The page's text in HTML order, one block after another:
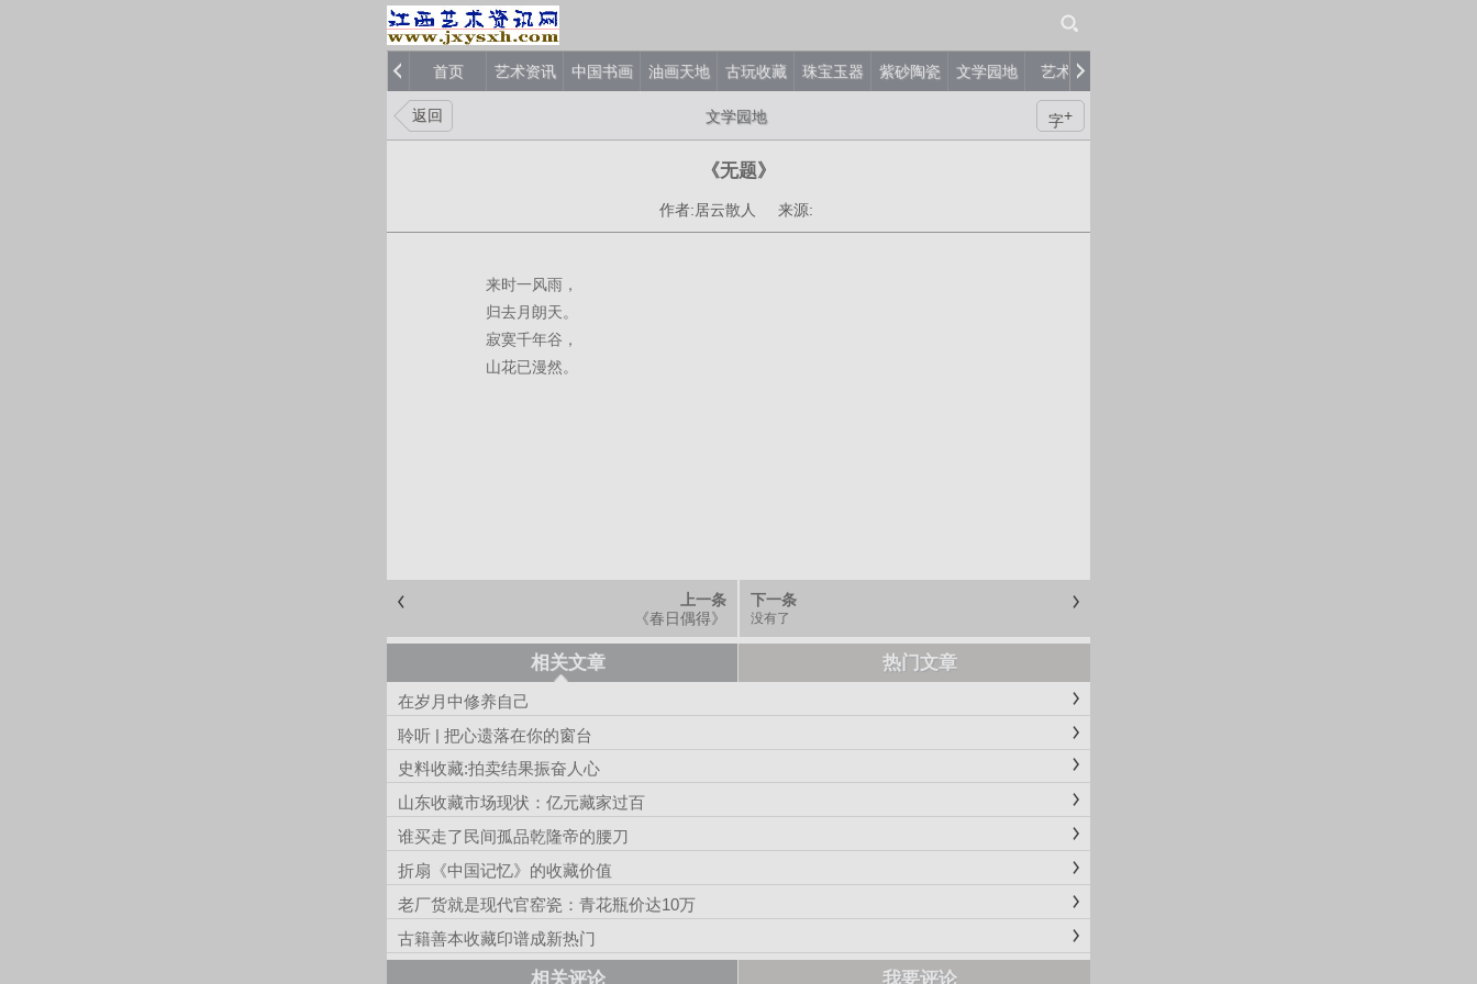
首页 艺术资讯 中国书画 油画天地 古玩收藏 珠宝玉器 紫砂陶瓷 文学园地 艺术品
返回 文学园地 字+
《无题》
作者:居云散人 来源:
来时一风雨，
归去月朗天。
寂寞千年谷，
山花已漫然。
上一条
《春日偶得》
下一条
没有了
相关文章 热门文章
在岁月中修养自己
聆听 | 把心遗落在你的窗台
史料收藏:拍卖结果振奋人心
山东收藏市场现状：亿元藏家过百
谁买走了民间孤品乾隆帝的腰刀
折扇《中国记忆》的收藏价值
老厂货就是现代官窑瓷：青花瓶价达10万
古籍善本收藏印谱成新热门
相关评论 我要评论